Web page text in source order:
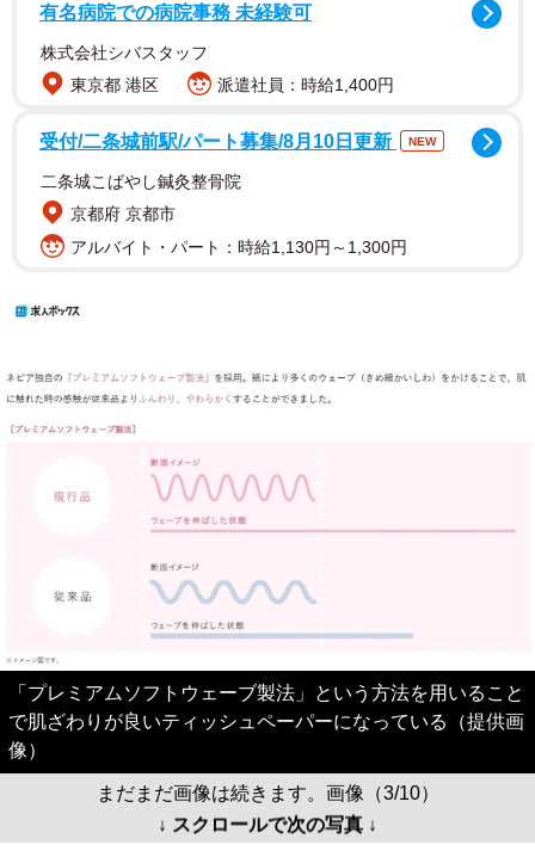
有名病院での病院事務 未経験可
株式会社シバスタッフ
東京都 港区
派遣社員：時給1,400円
受付/二条城前駅/パート募集/8月10日更新 NEW
二条城こばやし鍼灸整骨院
京都府 京都市
アルバイト・パート：時給1,130円～1,300円
「プレミアムソフトウェーブ製法」という方法を用いること
で肌ざわりが良いティッシュペーパーになっている（提供画
像）
まだまだ画像は続きます。画像（3/10）
↓ スクロールで次の写真 ↓